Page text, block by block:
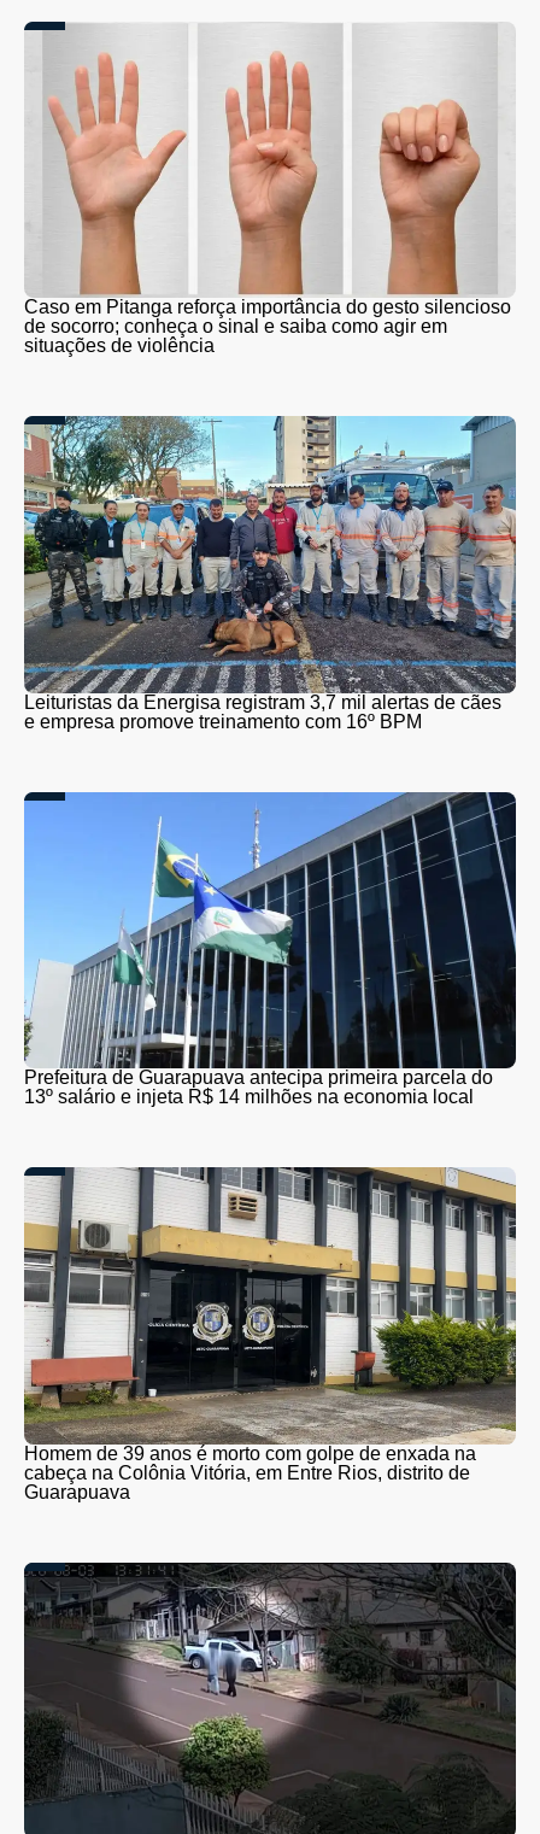
Caso em Pitanga reforça importância do gesto silencioso
de socorro; conheça o sinal e saiba como agir em
situações de violência
Leituristas da Energisa registram 3,7 mil alertas de cães
e empresa promove treinamento com 16º BPM
Prefeitura de Guarapuava antecipa primeira parcela do
13º salário e injeta R$ 14 milhões na economia local
Homem de 39 anos é morto com golpe de enxada na
cabeça na Colônia Vitória, em Entre Rios, distrito de
Guarapuava